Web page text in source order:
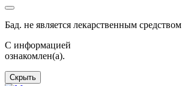
Бад. не является лекарственным средством
C информацией
ознакомлен(а).
Скрыть